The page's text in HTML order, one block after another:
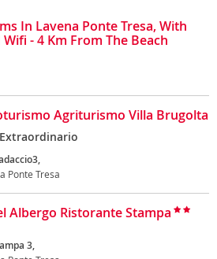
In Lavena Ponte Tresa, With
- 4 Km From The Beach
Agriturismo Villa Brugolta
Extraordinario
Ponte Tresa
Albergo Ristorante Stampa
3,